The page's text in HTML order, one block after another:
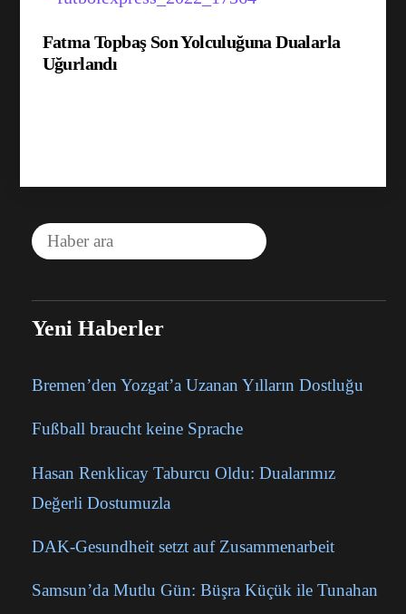
Fatma Topbaş Son Yolculuğuna Dualarla
Uğurlandı
Yeni Haberler
Bremen’den Yozgat’a Uzanan Yılların Dostluğu
Fußball braucht keine Sprache
Hasan Renklicay Taburcu Oldu: Dualarımız
Değerli Dostumuzla
DAK-Gesundheit setzt auf Zusammenarbeit
Samsun’da Mutlu Gün: Büşra Küçük ile Tunahan